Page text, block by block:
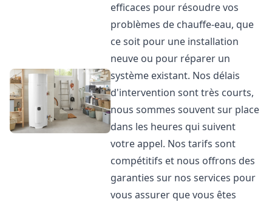
efficaces pour résoudre vos
problèmes de chauffe-eau, que
ce soit pour une installation
neuve ou pour réparer un
système existant. Nos délais
d'intervention sont très courts,
nous sommes souvent sur place
dans les heures qui suivent
votre appel. Nos tarifs sont
compétitifs et nous offrons des
garanties sur nos services pour
vous assurer que vous êtes